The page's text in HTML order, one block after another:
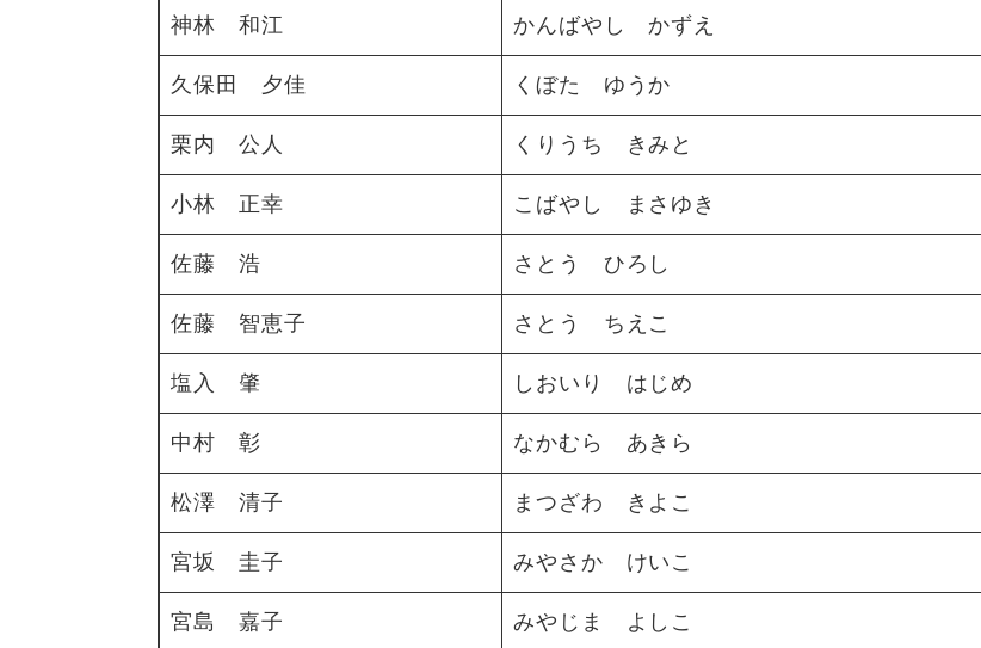
神林 和江 かんばやし かずえ
久保田 夕佳 くぼた ゆうか
栗内 公人 くりうち きみと
小林 正幸 こばやし まさゆき
佐藤 浩 さとう ひろし
佐藤 智恵子 さとう ちえこ
塩入 肇 しおいり はじめ
中村 彰 なかむら あきら
松澤 清子 まつざわ きよこ
宮坂 圭子 みやさか けいこ
宮島 嘉子 みやじま よしこ